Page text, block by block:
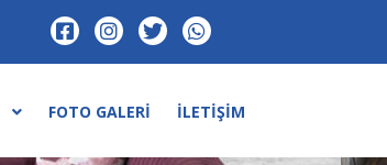
FOTO GALERI İLETIŞIM